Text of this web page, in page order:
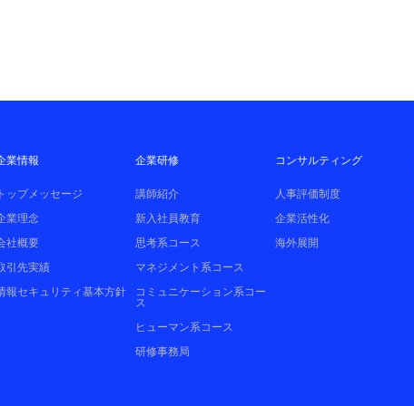
業情報
ップメッセージ
業理念
社概要
引先実績
報セキュリティ基本方針
企業研修
講師紹介
新入社員教育
思考系コース
マネジメント系コース
コミュニケーション系コー
ス
ヒューマン系コース
研修事務局
コンサルティング
人事評価制度
企業活性化
海外展開